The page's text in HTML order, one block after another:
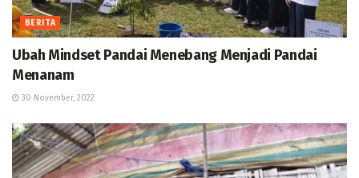
BERITA
Ubah Mindset Pandai Menebang Menjadi Pandai
Menanam
30 November, 2022